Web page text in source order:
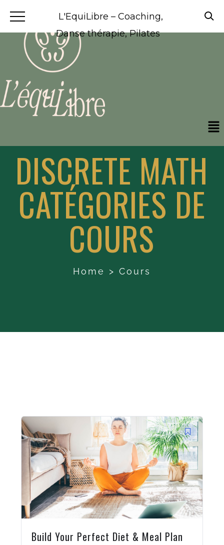
L'EquiLibre – Coaching,
Danse thérapie, Pilates
DISCRETE MATH
CATÉGORIES DE
COURS
Home > Cours
Build Your Perfect Diet & Meal Plan